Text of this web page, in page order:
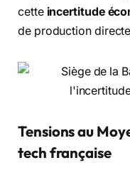
cette incertitude
de production
Tensions au
tech française